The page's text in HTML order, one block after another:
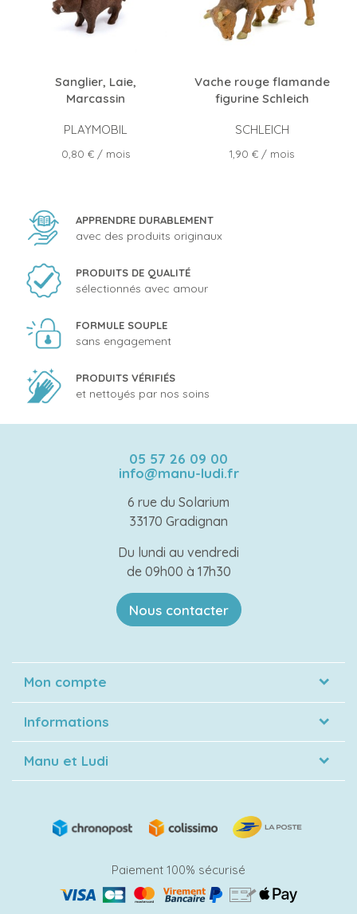
Sanglier, Laie,
Marcassin
PLAYMOBIL
Prix
0,80 €/ mois
Vache rouge flamande
figurine Schleich
SCHLEICH
Prix
1,90 € / mois
APPRENDRE DURABLEMENT
avec des produits originaux
PRODUITS DE QUALITÉ
sélectionnés avec amour
FORMULE SOUPLE
sans engagement
PRODUITS VÉRIFIÉS
et nettoyés par nos soins
05 57 26 09 00
info@manu-ludi.fr
6 rue du Solarium
33170 Gradignan
Du lundi au vendredi
de 09h00 à 17h30
Nous contacter
Mon compte
Informations
Manu et Ludi
Paiement 100% sécurisé